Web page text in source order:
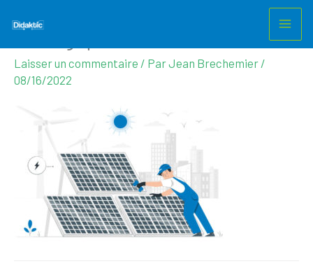
ecologique
Laisser un commentaire / ParJean Brechemier /
08/16/2022